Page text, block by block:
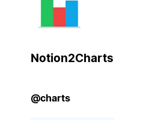
Notion2Charts
@charts